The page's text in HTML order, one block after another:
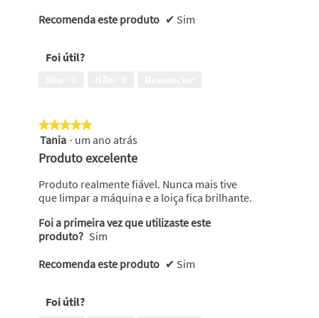
Recomenda este produto ✔ Sim
Foi útil?
★★★★★
★★★★★
5
em
estrelas.
Tania · um ano atrás
Produto excelente
Produto realmente fiável. Nunca mais tive
que limpar a máquina e a loiça fica brilhante.
Foi a primeira vez que utilizaste este
produto? Sim
Recomenda este produto ✔ Sim
Foi útil?